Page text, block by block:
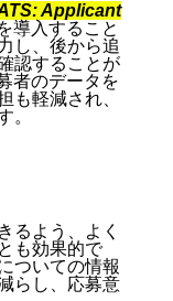
Applicant
導入すること
し、後から追
認することが
者のデータを
も軽減され、
。
るよう、よく
も効果的で
ついての情報
らし、応募意